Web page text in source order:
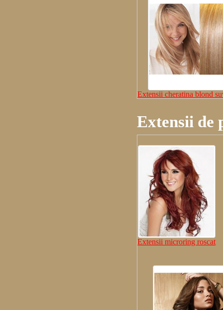
Extensii cheratina blond
Extensii de
Extensii microring roscat